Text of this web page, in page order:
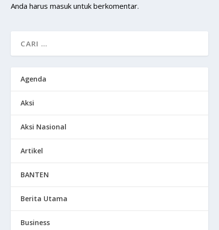
Anda harusmasuk untuk berkomentar.
Agenda
Aksi
Aksi Nasional
Artikel
BANTEN
Berita Utama
Business